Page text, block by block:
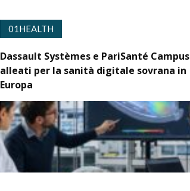
01HEALTH
Dassault Systèmes e PariSanté Campus
alleati per la sanità digitale sovrana in
Europa